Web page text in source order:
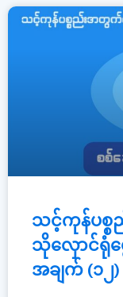
သင့်ကုန်ပစ္
သိုလှောင်ရုံရွ
အချက် (၁၂